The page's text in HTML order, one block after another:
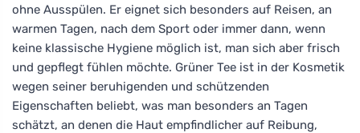
ohne Ausspülen. Er eignet sich besonders auf Reisen, an
warmen Tagen, nach dem Sport oder immer dann, wenn
keine klassische Hygiene möglich ist, man sich aber frisch
und gepflegt fühlen möchte. Grüner Tee ist in der Kosmetik
wegen seiner beruhigenden und schützenden
Eigenschaften beliebt, was man besonders an Tagen
schätzt, an denen die Haut empfindlicher auf Reibung,